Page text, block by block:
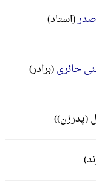
صدر(استاد)
حائری(برادر)
(پدرزن))